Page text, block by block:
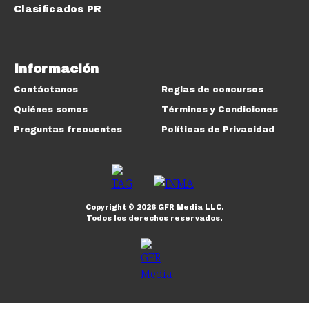
Clasificados PR
Información
Contáctanos
Quiénes somos
Preguntas frecuentes
Reglas de concursos
Términos y Condiciones
Políticas de Privacidad
Copyright © 2026GFR Media LLC.
Todos los derechos reservados.